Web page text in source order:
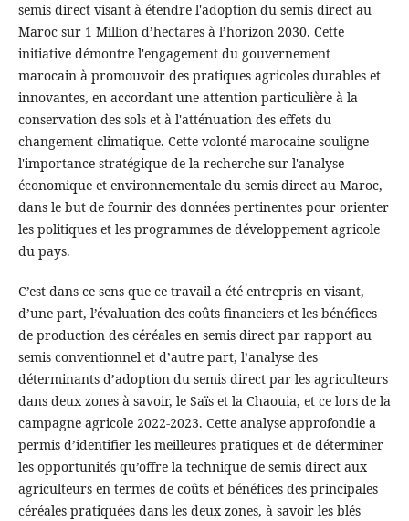
semis direct visant à étendre l'adoption du semis direct au
Maroc sur 1 Million d’hectares à l’horizon 2030. Cette
initiative démontre l'engagement du gouvernement
marocain à promouvoir des pratiques agricoles durables et
innovantes, en accordant une attention particulière à la
conservation des sols et à l'atténuation des effets du
changement climatique. Cette volonté marocaine souligne
l'importance stratégique de la recherche sur l'analyse
économique et environnementale du semis direct au Maroc,
dans le but de fournir des données pertinentes pour orienter
les politiques et les programmes de développement agricole
du pays.
C’est dans ce sens que ce travail a été entrepris en visant,
d’une part, l’évaluation des coûts financiers et les bénéfices
de production des céréales en semis direct par rapport au
semis conventionnel et d’autre part, l’analyse des
déterminants d’adoption du semis direct par les agriculteurs
dans deux zones à savoir, le Saïs et la Chaouia, et ce lors de la
campagne agricole 2022-2023. Cette analyse approfondie a
permis d’identifier les meilleures pratiques et de déterminer
les opportunités qu’offre la technique de semis direct aux
agriculteurs en termes de coûts et bénéfices des principales
céréales pratiquées dans les deux zones, à savoir les blés